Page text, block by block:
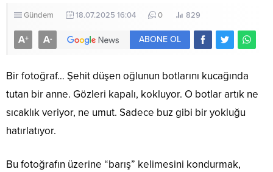
Gündem 18.07.2025 16:04 0 829
A+ A- ABONE OL
Bir fotoğraf… Şehit düşen oğlunun botlarını kucağında
tutan bir anne. Gözleri kapalı, kokluyor. O botlar artık ne
sıcaklık veriyor, ne umut. Sadece buz gibi bir yokluğu
hatırlatıyor.
Bu fotoğrafın üzerine “barış” kelimesini kondurmak,